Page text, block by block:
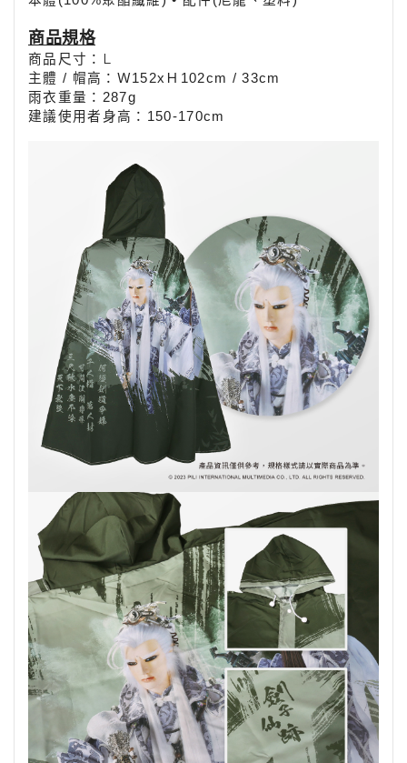
商品規格
商品尺寸：L
主體 / 帽高 ： Ｗ152xＨ102cm / 33cm
雨衣重量：287g
建議使用者身高：150-170cm